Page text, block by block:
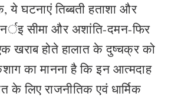
ये घटनाएं तिब्बती हताशा और
सीमा और अशांति-दमन-फिर
खराब होते हालात के दुष्चक्र को
का मानना है कि इन आत्मदाह
के लिए राजनीतिक एवं धार्मिक